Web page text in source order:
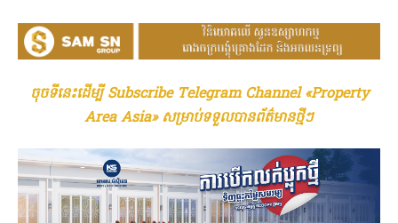
ចុចទីនេះដើម្បី Subscribe Telegram Channel «Property
Area Asia» សម្រាប់ទទួលបានព័ត៌មានថ្មីៗ